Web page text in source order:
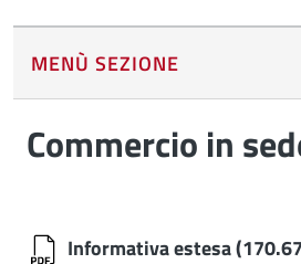
MENÙ SEZIONE
Commercio in
Informativa estesa